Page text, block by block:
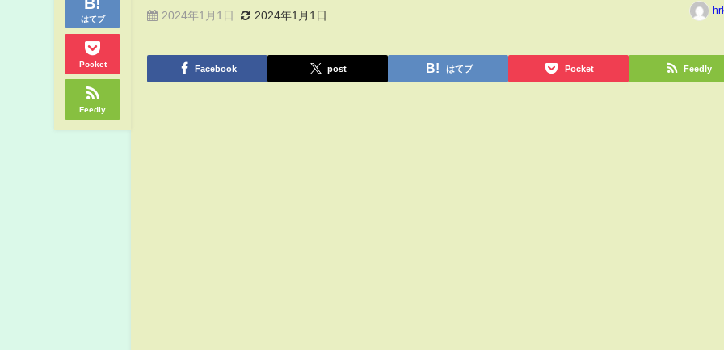
はてブ
Pocket
Feedly
2024年1月1日 2024年1月1日
Facebook post はてブ Pocket Feedly